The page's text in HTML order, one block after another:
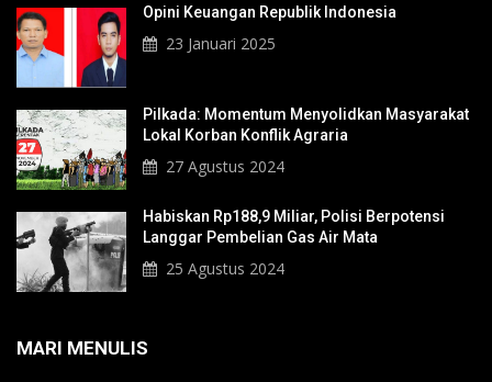
Opini Keuangan Republik Indonesia
23 Januari 2025
Pilkada: Momentum Menyolidkan Masyarakat
Lokal Korban Konflik Agraria
27 Agustus 2024
Habiskan Rp188,9 Miliar, Polisi Berpotensi
Langgar Pembelian Gas Air Mata
25 Agustus 2024
MARI MENULIS